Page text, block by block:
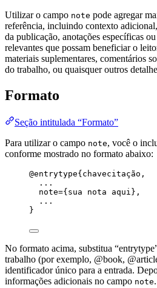
Utilizar o campo note pode agregar
referência, incluindo contexto
da publicação, anotações específicas
relevantes que possam beneficiar o
materiais suplementares, comentários
do trabalho, ou quaisquer outros
Formato
Seção intitulada “Formato”
Para utilizar o campo note, você o
conforme mostrado no formato abaixo:
@entrytype{chavecitação,
...
note={sua nota aqui } ,
...
}
No formato acima, substitua
trabalho (por exemplo, @book,
identificador único para a entrada.
informações adicionais no campo note.